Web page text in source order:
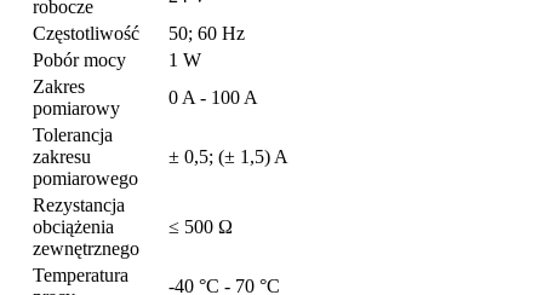
robocze
Częstotliwość
50; 60 Hz
Pobór mocy
1 W
Zakres
pomiarowy
0 A - 100 A
Tolerancja
zakresu
pomiarowego
± 0,5; (± 1,5) A
Rezystancja
obciążenia
zewnętrznego
≤ 500 Ω
Temperatura
-40 °C - 70 °C